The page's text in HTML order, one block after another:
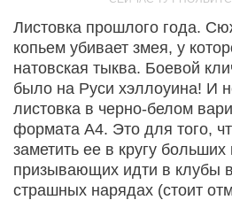
Листовка прошлого года.
копьем убивает змея, у
натовская тыква. Боевой
было на Руси хэллоуина! И
листовка в черно-белом
формата А4. Это для того,
заметить ее в кругу
призывающих идти в клубы
страшных нарядах (стоит